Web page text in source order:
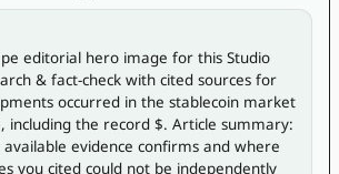
editorial hero image for this Studio
& fact-check with cited sources for
occurred in the stablecoin market
including the record $. Article summary:
evidence confirms and where
you cited could not be independently